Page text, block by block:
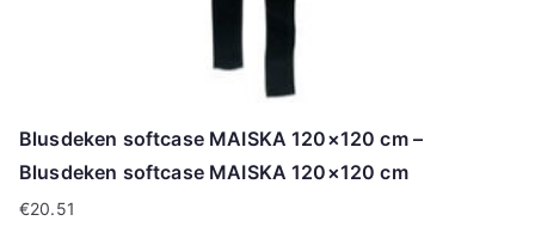
Blusdeken softcase MAISKA 120×120 cm –
Blusdeken softcase MAISKA 120×120 cm
€20.51